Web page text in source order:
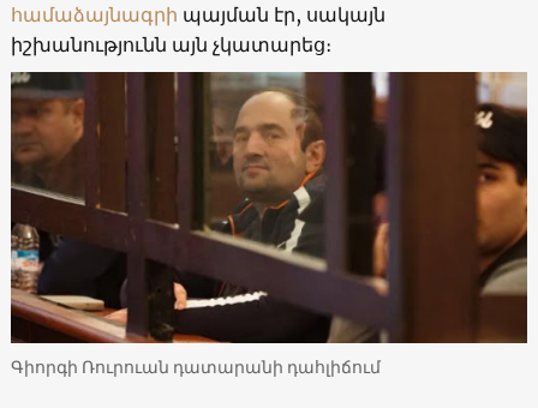
համաձայնագրի պայման էր, սակայն
իշխանությունն այն չկատարեց։
Գիորգի Ռուրուան դատարանի դահլիճում